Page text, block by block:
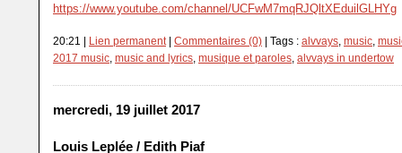
https://www.youtube.com/channel/UCFwM7mqRJQltXEduilGLHYg
20:21 | Lien permanent | Commentaires (0) | Tags : alvvays music
2017 music music and lyrics musique et paroles alvvays in undertow
mercredi, 19 juillet 2017
Louis Leplée / Edith Piaf